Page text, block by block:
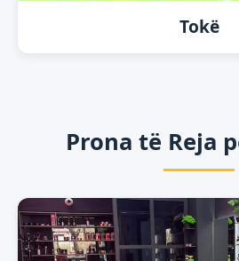
Tokë
Prona të Reja